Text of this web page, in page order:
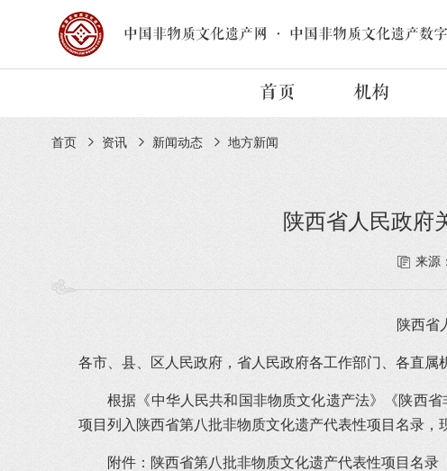
中国非物质文化遗产网 · 中国非物质文化遗产数
首页 机构
首页 资讯 新闻动态 地方新闻
陕西省人民政府
来源
陕西省
各市、县、区人民政府，省人民政府各工作部门、各直属
根据《中华人民共和国非物质文化遗产法》《陕西
项目列入陕西省第八批非物质文化遗产代表性项目
附件：陕西省第八批非物质文化遗产代表性项目名录